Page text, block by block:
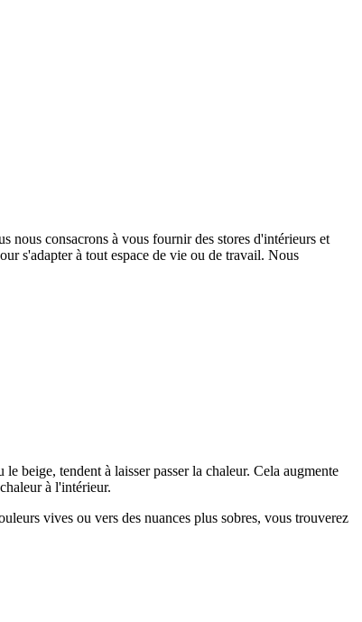
nous consacrons à vous fournir des stores d'intérieurs et
s'adapter à tout espace de vie ou de travail. Nous
beige, tendent à laisser passer la chaleur. Cela augmente
à l'intérieur.
vives ou vers des nuances plus sobres, vous trouverez